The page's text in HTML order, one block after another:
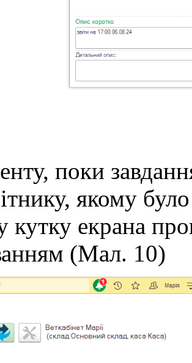
поки
якому
кутку екрана
(Мал. 10)